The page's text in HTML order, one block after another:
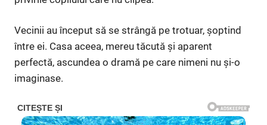
Vecinii au început să se strângă pe trotuar, șoptind
între ei. Casa aceea, mereu tăcută și aparent
perfectă, ascundea o dramă pe care nimeni nu și-o
imaginase.